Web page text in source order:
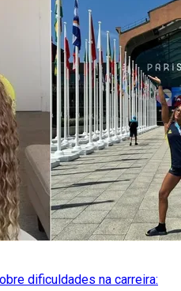
dificuldades na carreira: